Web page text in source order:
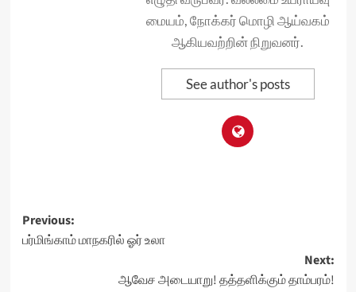
மையம், நோக்கர் மொழி ஆய்வகம்
ஆகியவற்றின் நிறுவனர்.
See author's posts
Post
navigation
Previous:
பர்மிங்காம் மாநகரில் ஓர் உலா
Next:
ஆவேச அடையாறு! தத்தளிக்கும் தாம்பரம்!